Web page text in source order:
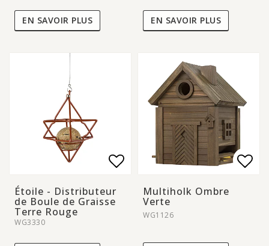
EN SAVOIR PLUS EN SAVOIR PLUS
Add to list of
Add to list of
Étoile - Distributeur
de Boule de Graisse
Terre Rouge
WG3330
Multiholk Ombre
Verte
WG1126